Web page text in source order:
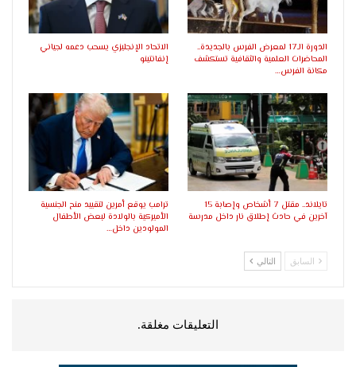
الدورة الـ17 لمعرض الفرس بالجديدة..
المحاضرات العلمية والثقافية تستكشف
مكانة الفرس…
الاتحاد الإنجليزي يسحب دعمه لجياني
إنفانتينو
تايلاند.. مقتل 7 أشخاص وإصابة 15
آخرين في حادث إطلاق نار داخل مدرسة
ترامب يوقع أمرين لتقييد منح الجنسية
الأميركية بالولادة لبعض الأطفال
المولودين داخل…
السابق التالي
التعليقات مغلقة.